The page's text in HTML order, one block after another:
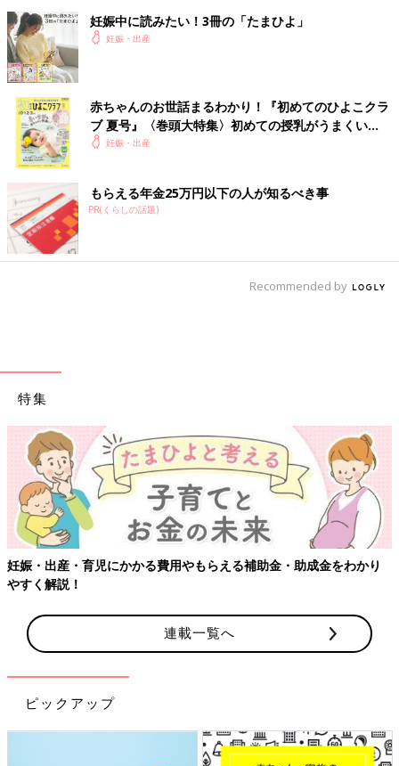
妊娠中に読みたい！3冊の「たまひよ」
妊娠・出産
赤ちゃんのお世話まるわかり！『初めてのひよこクラ
ブ 夏号』〈巻頭大特集〉初めての授乳がうまくい
く！ おっぱい・ミルクの基本と夏のトラブル 解決テ
妊娠・出産
もらえる年金25万円以下の人が知るべき事
PR(くらしの話題)
Recommended by
特集
妊娠・出産・育児にかかる費用やもらえる補助金・助成金をわかり
やすく解説！
連載一覧へ
ピックアップ